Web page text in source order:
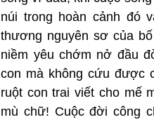
núi trong hoàn cảnh đó
thương nguyên sơ của
niềm yêu chớm nở đầu
con mà không cứu được
ruột con trai viết cho mế
mù chữ! Cuộc đời công